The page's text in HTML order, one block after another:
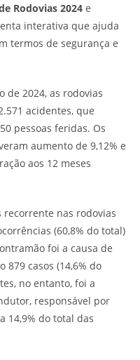
Rodovias 2024 e
interativa que ajuda
termos de segurança e
de 2024, as rodovias
acidentes, que
pessoas feridas. Os
aumento de 9,12% e
aos 12 meses
nas rodovias
(60,8% do total)
foi a causa de
casos (14,6% do
no entanto, foi a
responsável por
14,9% do total das